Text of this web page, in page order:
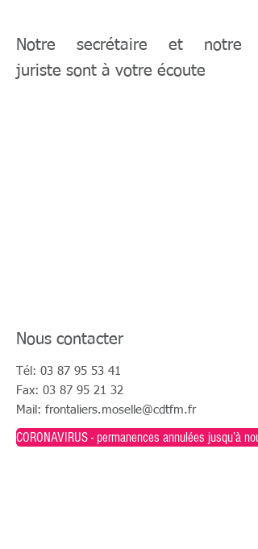
Notre secrétaire et notre
juriste sont à votre écoute
Nous contacter
Tél: 03 87 95 53 41
Fax: 03 87 95 21 32
Mail: frontaliers.moselle@cdtfm.fr
CORONAVIRUS - permanences annulées jusqu’à